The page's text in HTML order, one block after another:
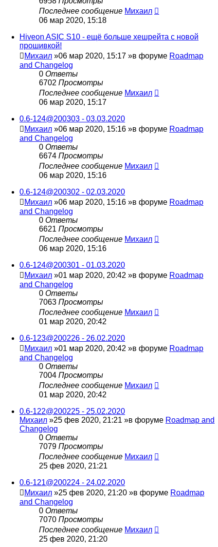
Последнее сообщение Михаил
06 мар 2020, 15:18
Hiveon ASIC S10 - ещё больше хешрейта с новой
прошивкой!
Михаил »06 мар 2020, 15:17 »в форуме Roadmap
and Changelog
0 Ответы
6702 Просмотры
Последнее сообщение Михаил
06 мар 2020, 15:17
0.6-124@200303 - 03.03.2020
Михаил »06 мар 2020, 15:16 »в форуме Roadmap
and Changelog
0 Ответы
6674 Просмотры
Последнее сообщение Михаил
06 мар 2020, 15:16
0.6-124@200302 - 02.03.2020
Михаил »06 мар 2020, 15:16 »в форуме Roadmap
and Changelog
0 Ответы
6621 Просмотры
Последнее сообщение Михаил
06 мар 2020, 15:16
0.6-124@200301 - 01.03.2020
Михаил »01 мар 2020, 20:42 »в форуме Roadmap
and Changelog
0 Ответы
7063 Просмотры
Последнее сообщение Михаил
01 мар 2020, 20:42
0.6-123@200226 - 26.02.2020
Михаил »01 мар 2020, 20:42 »в форуме Roadmap
and Changelog
0 Ответы
7004 Просмотры
Последнее сообщение Михаил
01 мар 2020, 20:42
0.6-122@200225 - 25.02.2020
Михаил »25 фев 2020, 21:21 »в форуме Roadmap and
Changelog
0 Ответы
7079 Просмотры
Последнее сообщение Михаил
25 фев 2020, 21:21
0.6-121@200224 - 24.02.2020
Михаил »25 фев 2020, 21:20 »в форуме Roadmap
and Changelog
0 Ответы
7070 Просмотры
Последнее сообщение Михаил
25 фев 2020, 21:20